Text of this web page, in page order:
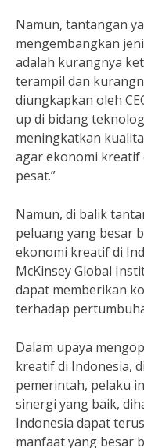
Namun, tantangan
mengembangkan
adalah kurangnya
terampil dan
diungkapkan oleh
up di bidang
meningkatkan
agar ekonomi kreatif
pesat.”
Namun, di balik
peluang yang besar
ekonomi kreatif di
McKinsey Global
dapat memberikan
terhadap
Dalam upaya
kreatif di Indonesia,
pemerintah, pelaku
sinergi yang baik,
Indonesia dapat
manfaat yang besar